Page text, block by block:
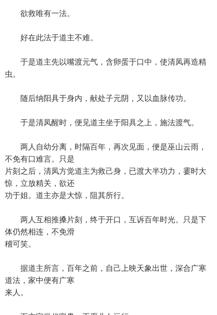
欲救唯有一法。
好在此法于道主不难。
于是道主先以嘴渡元气，含卵蛋于口中，使清凤再造精
虫。
随后纳阳具于身内，献处子元阴，又以血脉传功。
于是清凤醒时，便见道主坐于阳具之上，施法渡气。
两人自幼分离，时隔百年，再次见面，便是巫山云雨，
不免有口难言。只是
片刻之后，清凤方觉道主为救己身，已渡大半功力，霎时大
惊，立放精关，欲还
功于姐。道主亦是大惊，阻其所行。
两人互相推搡片刻，终于开口，互诉百年时光。只是下
体仍然相连，不免滑
稽可笑。
据道主所言，百年之前，自己上映天象出世，深合广寒
道法，家中便有广寒
来人。